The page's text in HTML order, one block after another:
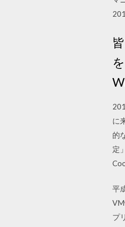
に
的
定
平
プ